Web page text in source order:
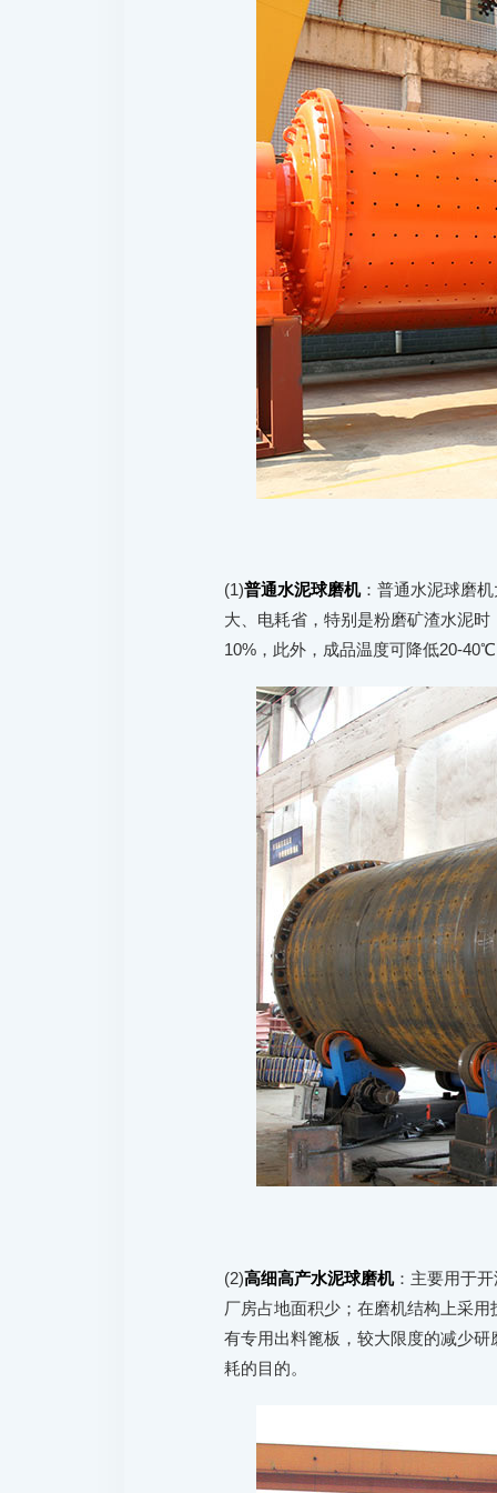
(1)普通水泥球磨机：普通水泥球磨
大、电耗省，特别是粉磨矿渣水泥
10%，此外，成品温度可降低20-
(2)高细高产水泥球磨机：主要用于
厂房占地面积少；在磨机结构上采
有专用出料篦板，较大限度的减少
耗的目的。